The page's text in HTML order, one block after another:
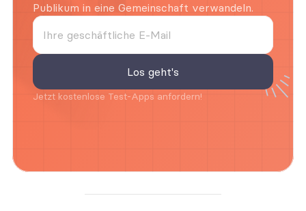
Publikum in eine Gemeinschaft verwandeln.
Jetzt kostenlose Test-Apps anfordern!